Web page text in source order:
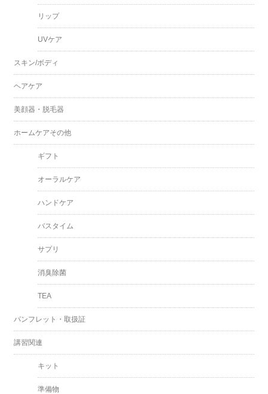
リップ
UVケア
スキン/ボディ
ヘアケア
美顔器・脱毛器
ホームケアその他
ギフト
オーラルケア
ハンドケア
バスタイム
サプリ
消臭除菌
TEA
パンフレット・取扱証
講習関連
キット
準備物